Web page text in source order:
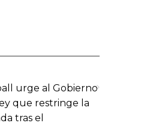
urge al Gobierno
que restringe la
tras el